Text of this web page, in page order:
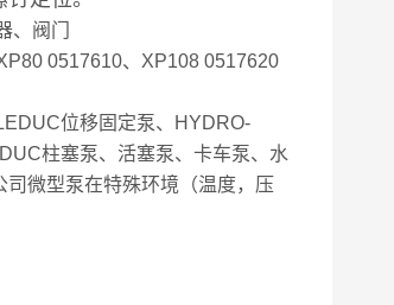
阀门
0517610、XP108 0517620
位移固定泵、HYDRO-
柱塞泵、活塞泵、卡车泵、水
微型泵在特殊环境（温度，压